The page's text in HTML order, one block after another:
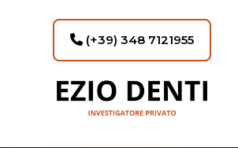
(+39) 348 7121955